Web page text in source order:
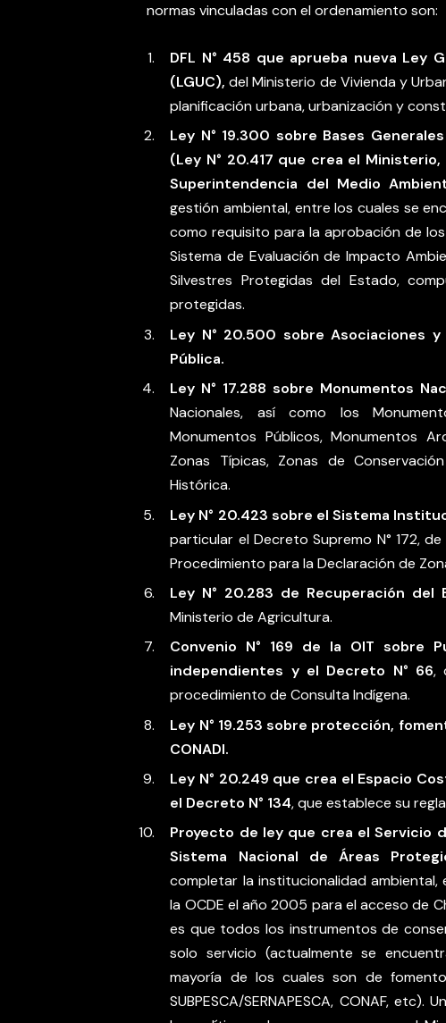
normas vinculadas con el ordenamiento son:
DFL N° 458 que aprueba nueva Ley
(LGUC), del Ministerio de Vivienda y
planificación urbana, urbanización y
Ley N° 19.300 sobre Bases
(Ley N° 20.417 que crea el
Superintendencia del Medio
gestión ambiental, entre los cuales se
como requisito para la aprobación de
Sistema de Evaluación de Impacto
Silvestres Protegidas del Estado,
protegidas.
Ley N° 20.500 sobre Asociaciones
Pública.
Ley N° 17.288 sobre Monumentos
Nacionales, así como los
Monumentos Públicos, Monumentos
Zonas Típicas, Zonas de
Histórica.
Ley N° 20.423 sobre el Sistema
particular el Decreto Supremo N° 172,
Procedimiento para la Declaración de
Ley N° 20.283 de Recuperación
Ministerio de Agricultura.
Convenio N° 169 de la OIT sobre
independientes y el Decreto N° 66,
procedimiento de Consulta Indígena.
Ley N° 19.253 sobre protección,
CONADI.
Ley N° 20.249 que crea el Espacio
el Decreto N° 134, que establece su
Proyecto de ley que crea el Servicio
Sistema Nacional de Áreas
completar la institucionalidad
la OCDE el año 2005 para el acceso de
es que todos los instrumentos de
solo servicio (actualmente se
mayoría de los cuales son de
SUBPESCA/SERNAPESCA, CONAF,